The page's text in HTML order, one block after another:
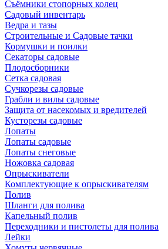
Съёмники стопорных колец
Садовый инвентарь
Ведра и тазы
Строительные и Садовые тачки
Кормушки и поилки
Секаторы садовые
Плодосборники
Сетка садовая
Сучкорезы садовые
Грабли и вилы садовые
Защита от насекомых и вредителей
Кусторезы садовые
Лопаты
Лопаты садовые
Лопаты снеговые
Ножовка садовая
Опрыскиватели
Комплектующие к опрыскивателям
Полив
Шланги для полива
Капельный полив
Переходники и пистолеты для полива
Лейки